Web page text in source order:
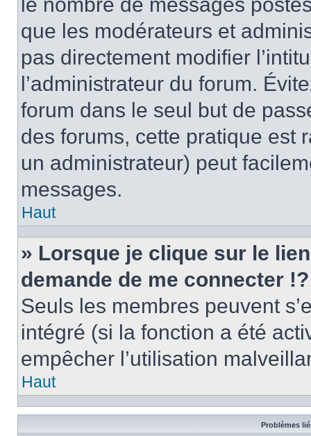
que les modérateurs et
pas directement modifier
l’administrateur du forum.
forum dans le seul but de
des forums, cette pratique est
un administrateur) peut
messages.
Haut
» Lorsque je clique sur le
demande de me connecter !?
Seuls les membres peuvent
intégré (si la fonction a été
empêcher l’utilisation
Haut
Problèmes